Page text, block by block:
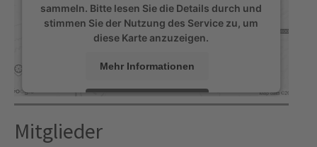
sammeln. Bitte lesen Sie die Details durch und
stimmen Sie der Nutzung des Service zu, um
diese Karte anzuzeigen.
Mehr Informationen
Akzeptieren
powered by
Mitglieder